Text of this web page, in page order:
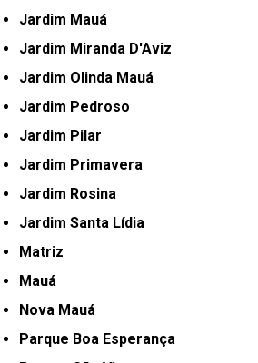
Jardim Mauá
Jardim Miranda D'Aviz
Jardim Olinda Mauá
Jardim Pedroso
Jardim Pilar
Jardim Primavera
Jardim Rosina
Jardim Santa Lídia
Matriz
Mauá
Nova Mauá
Parque Boa Esperança